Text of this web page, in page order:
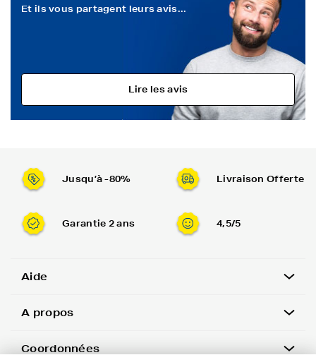
Et ils vous partagent leurs avis...
Lire les avis
Jusqu’à -80% Livraison Offerte
Garantie 2 ans 4,5/5
Aide
A propos
Coordonnées